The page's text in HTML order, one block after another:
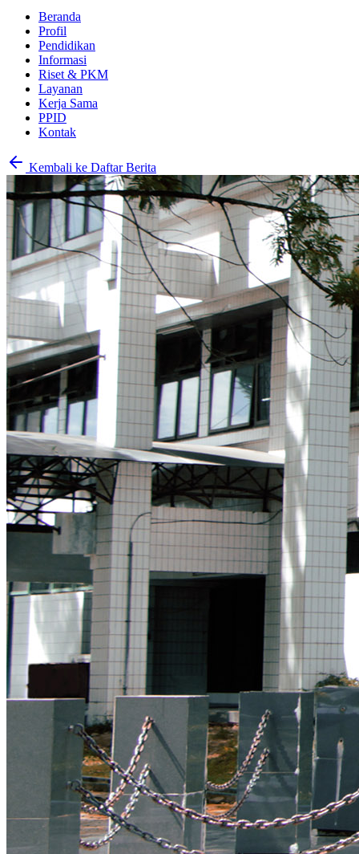
Beranda
Profil
Pendidikan
Informasi
Riset & PKM
Layanan
Kerja Sama
PPID
Kontak
Kembali ke Daftar Berita